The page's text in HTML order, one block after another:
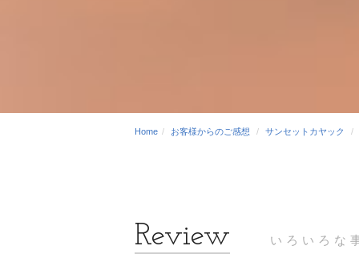
Home お客様からのご感想 サンセットカヤック
いろいろな